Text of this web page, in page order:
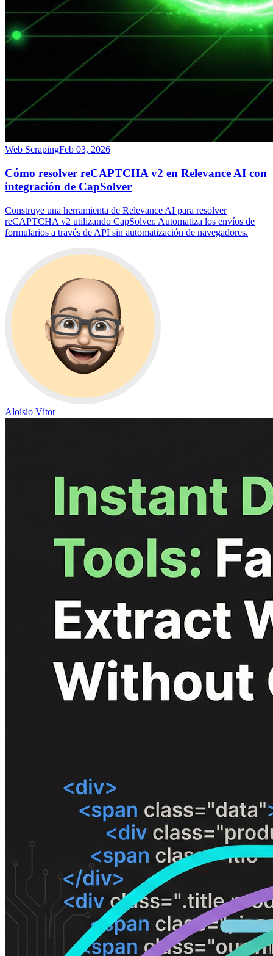
Web ScrapingFeb 03, 2026
Cómo resolver reCAPTCHA v2 en Relevance AI con
integración de CapSolver
Construye una herramienta de Relevance AI para resolver
reCAPTCHA v2 utilizando CapSolver. Automatiza los envíos de
formularios a través de API sin automatización de navegadores.
Aloísio Vítor